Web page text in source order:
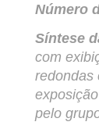
Número
Síntese
com
redondas
pelo